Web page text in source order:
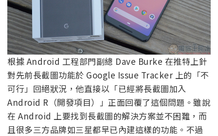
根據 Android 工程部門副總 Dave Burke 在推特上針
對先前長截圖功能於 Google Issue Tracker 上的「不
可行」回絕狀況，他直接以「已經將長截圖加入
Android R（開發項目）」正面回覆了這個問題。雖說
在 Android 上要找到長截圖的解決方案並不困難，而
且很多三方品牌如三星都早已內建這樣的功能。不過